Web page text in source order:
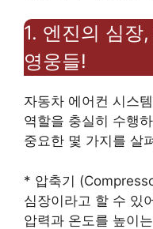
1. 엔진의 심장
영웅들!
자동차 에어컨 시스
역할을 충실히 수행
중요한 몇 가지를 살
* 압축기
심장이라고 할 수 있
압력과 온도를 높이